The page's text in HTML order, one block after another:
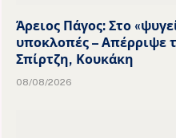
Άρειος Πάγος: Στο
υποκλοπές – Απέρριψε
Σπίρτζη, Κουκάκη
08/08/2026